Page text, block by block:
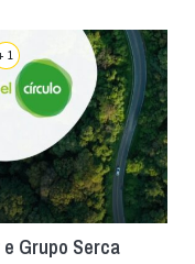
+ 1
Grupo Serca